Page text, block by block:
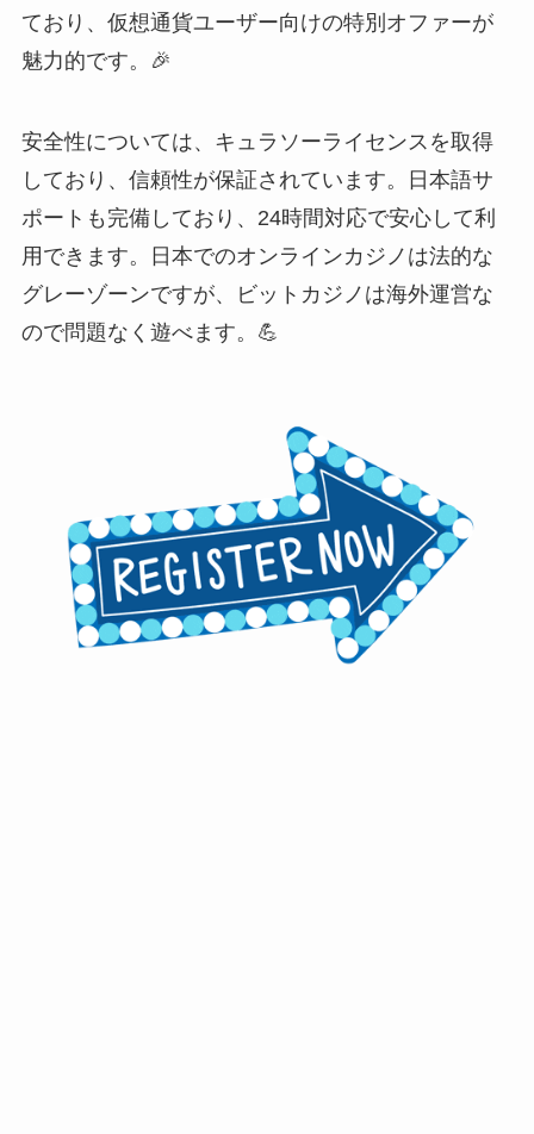
ており、仮想通貨ユーザー向けの特別オファーが
魅力的です。🎉
安全性については、キュラソーライセンスを取得
しており、信頼性が保証されています。日本語サ
ポートも完備しており、24時間対応で安心して利
用できます。日本でのオンラインカジノは法的な
グレーゾーンですが、ビットカジノは海外運営な
ので問題なく遊べます。💪